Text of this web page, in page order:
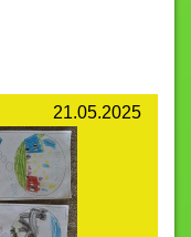
21.05.2025